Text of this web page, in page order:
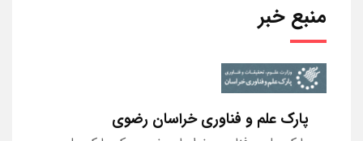
منبع خبر
پارک علم و فناوری خراسان رضوی